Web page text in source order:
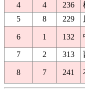
4
4 236
5
8 229
6 1 132
7
2 313
8 7 241